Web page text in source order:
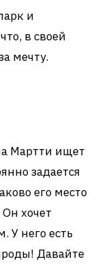
и
в своей
мечту.
Мартти ищет
задается
его место
хочет
У него есть
Давайте